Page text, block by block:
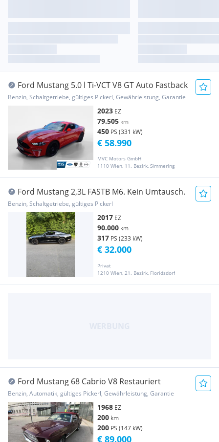
Ford Mustang 5.0 l Ti-VCT V8 GT Auto Fastback
Benzin, Schaltgetriebe, gültiges Pickerl, Gewährleistung, Garantie
2023 EZ
79.505 km
450 PS (331 kW)
MVC Motors GmbH
1110 Wien, 11. Bezirk, Simmering
€ 58.990
Ford Mustang 2,3L FASTB M6. Kein Umtausch.
Benzin, Schaltgetriebe, gültiges Pickerl
2017 EZ
90.000 km
317 PS (233 kW)
Privat
1210 Wien, 21. Bezirk, Floridsdorf
€ 32.000
Ford Mustang 68 Cabrio V8 Restauriert
Benzin, Automatik, gültiges Pickerl, Gewährleistung, Garantie
1968 EZ
200 km
200 PS (147 kW)
€ 89.000